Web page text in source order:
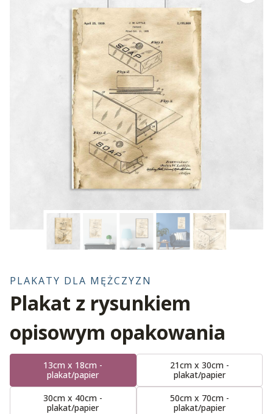
PLAKATY DLA MĘŻCZYZN
Plakat z rysunkiem
opisowym opakowania
13cm x 18cm -
plakat/papier
21cm x 30cm -
plakat/papier
30cm x 40cm -
plakat/papier
50cm x 70cm -
plakat/papier